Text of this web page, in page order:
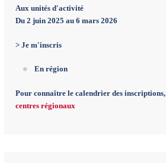
Aux unités d'activité
Du 2 juin 2025 au 6 mars 2026
> Je m'inscris
En région
Pour connaître le calendrier des inscriptions,
centres régionaux